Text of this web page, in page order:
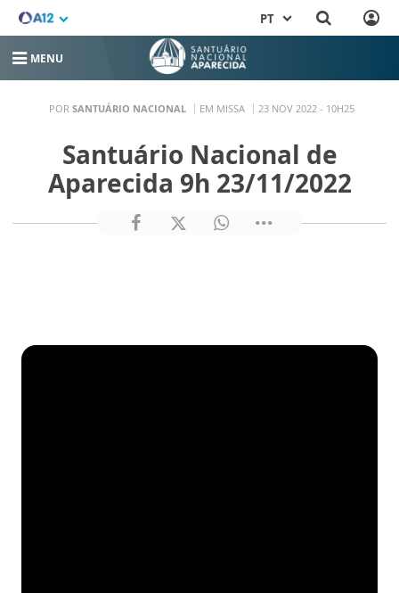
PT
MENU
POR SANTUÁRIO NACIONAL EM MISSA 23 NOV 2022 - 10H25
Santuário Nacional de
Aparecida 9h 23/11/2022